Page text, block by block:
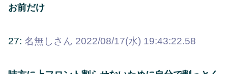
お前だけ
27: 名無しさん 2022/08/17(水) 19:43:22.58